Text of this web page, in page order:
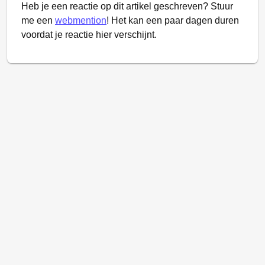
Heb je een reactie op dit artikel geschreven? Stuur
me een webmention! Het kan een paar dagen duren
voordat je reactie hier verschijnt.